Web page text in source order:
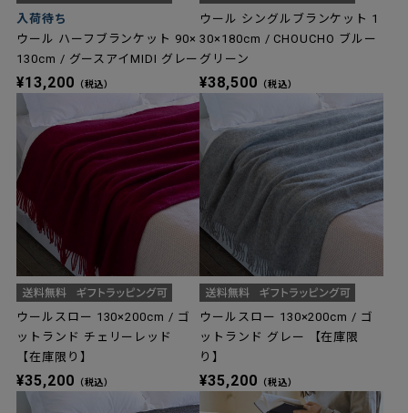
入荷待ち
ウール ハーフブランケット 90×
130cm / グースアイMIDI グレー
¥13,200 （税込）
ウール シングルブランケット 1
30×180cm / CHOUCHO ブルー
グリーン
¥38,500 （税込）
ウールスロー 130×200cm / ゴ
ットランド チェリーレッド
【在庫限り】
¥35,200 （税込）
ウールスロー 130×200cm / ゴ
ットランド グレー 【在庫限
り】
¥35,200 （税込）